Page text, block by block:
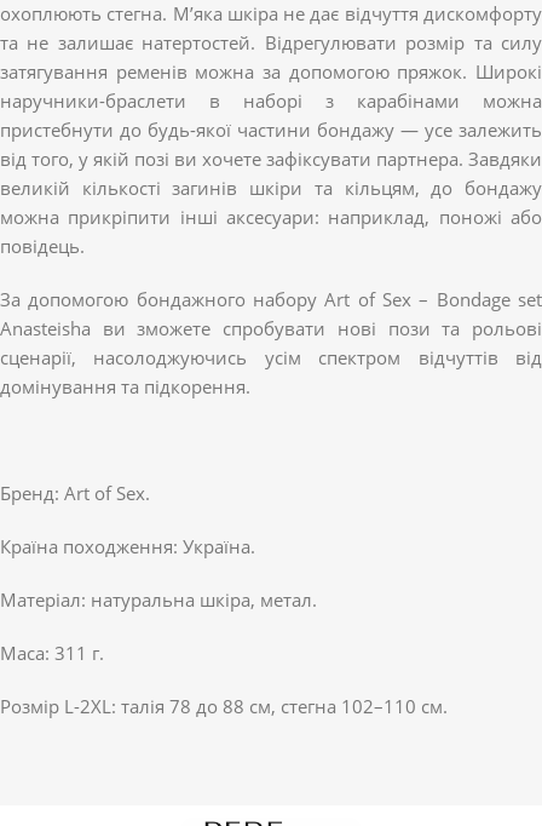
охоплюють стегна. М’яка шкіра не дає відчуття дискомфорту
та не залишає натертостей. Відрегулювати розмір та силу
затягування ременів можна за допомогою пряжок. Широкі
наручники-браслети в наборі з карабінами можна
пристебнути до будь-якої частини бондажу — усе залежить
від того, у якій позі ви хочете зафіксувати партнера. Завдяки
великій кількості загинів шкіри та кільцям, до бондажу
можна прикріпити інші аксесуари: наприклад, поножі або
повідець.
За допомогою бондажного набору Art of Sex – Bondage set
Anasteisha ви зможете спробувати нові пози та рольові
сценарії, насолоджуючись усім спектром відчуттів від
домінування та підкорення.
Бренд: Art of Sex.
Країна походження: Україна.
Матеріал: натуральна шкіра, метал.
Маса: 311 г.
Розмір L-2XL: талія 78 до 88 см, стегна 102–110 см.